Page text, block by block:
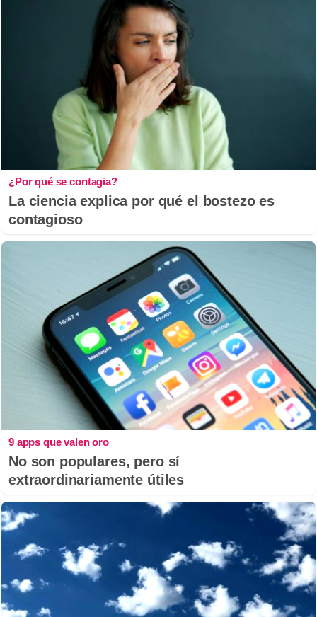
¿Por qué se contagia?
La ciencia explica por qué el bostezo es
contagioso
9 apps que valen oro
No son populares, pero sí
extraordinariamente útiles